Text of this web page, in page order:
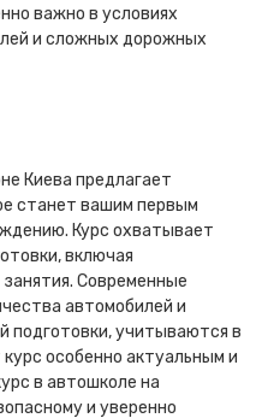
важно в условиях
и сложных дорожных
Киева предлагает
станет вашим первым
Курс охватывает
включая
Современные
автомобилей и
подготовки, учитываются в
особенно актуальным и
в автошколе на
и уверенно